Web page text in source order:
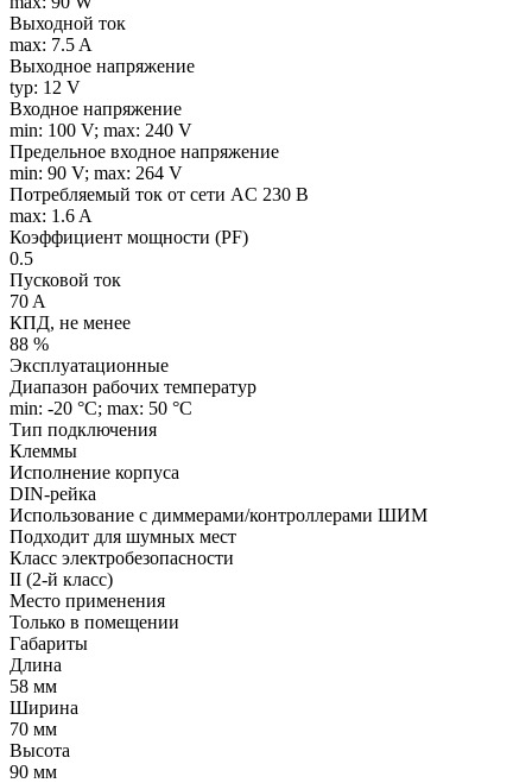
Выходной ток
max: 7.5 A
Выходное напряжение
typ: 12 V
Входное напряжение
min: 100 V; max: 240 V
Предельное входное напряжение
min: 90 V; max: 264 V
Потребляемый ток от сети AC 230 В
max: 1.6 A
Коэффициент мощности (PF)
0.5
Пусковой ток
70 A
КПД, не менее
88 %
Эксплуатационные
Диапазон рабочих температур
min: -20 °C; max: 50 °C
Тип подключения
Клеммы
Исполнение корпуса
DIN-рейка
Использование с диммерами/контроллерами ШИМ
Подходит для шумных мест
Класс электробезопасности
II (2-й класс)
Место применения
Только в помещении
Габариты
Длина
58 мм
Ширина
70 мм
Высота
90 мм